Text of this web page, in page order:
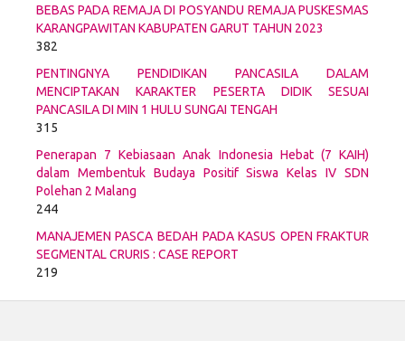
BEBAS PADA REMAJA DI POSYANDU REMAJA PUSKESMAS
KARANGPAWITAN KABUPATEN GARUT TAHUN 2023
382
PENTINGNYA PENDIDIKAN PANCASILA DALAM
MENCIPTAKAN KARAKTER PESERTA DIDIK SESUAI
PANCASILA DI MIN 1 HULU SUNGAI TENGAH
315
Penerapan 7 Kebiasaan Anak Indonesia Hebat (7 KAIH)
dalam Membentuk Budaya Positif Siswa Kelas IV SDN
Polehan 2 Malang
244
MANAJEMEN PASCA BEDAH PADA KASUS OPEN FRAKTUR
SEGMENTAL CRURIS : CASE REPORT
219